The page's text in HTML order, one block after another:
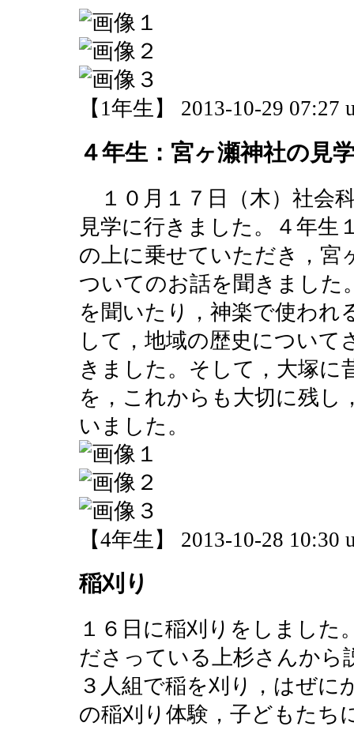
【1年生】 2013-10-29 07:27
４年生：宮ヶ瀬神社の見
１０月１７日（木）社会
見学に行きました。４年生
の上に乗せていただき，宮
ついてのお話を聞きました
を聞いたり，神楽で使われ
して，地域の歴史について
きました。そして，大塚に
を，これからも大切に残し
いました。
【4年生】 2013-10-28 10:30
稲刈り
１６日に稲刈りをしまし
ださっている上杉さんから
３人組で稲を刈り，はぜ
の稲刈り体験，子どもたち